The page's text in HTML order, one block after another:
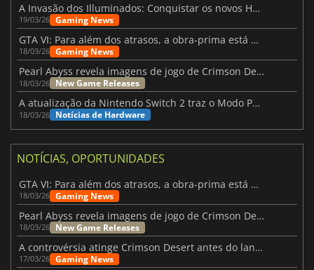
A Invasão dos Illuminados: Conquistar os novos Helldivers 2 Atualização!
19/03/26 Gaming News
GTA VI: Para além dos atrasos, a obra-prima está quase a chegar
18/03/26 Gaming News
Pearl Abyss revela imagens de jogo de Crimson Desert para a PS5
18/03/26 New Game Releases
A atualização da Nintendo Switch 2 traz o Modo Portátil aos jogos mais antigos da Switch
18/03/26 Notícias de Hardware
NOTÍCIAS, OPORTUNIDADES
GTA VI: Para além dos atrasos, a obra-prima está quase a chegar
18/03/26 Gaming News
Pearl Abyss revela imagens de jogo de Crimson Desert para a PS5
18/03/26 New Game Releases
A controvérsia atinge Crimson Desert antes do lançamento
17/03/26 Gaming News